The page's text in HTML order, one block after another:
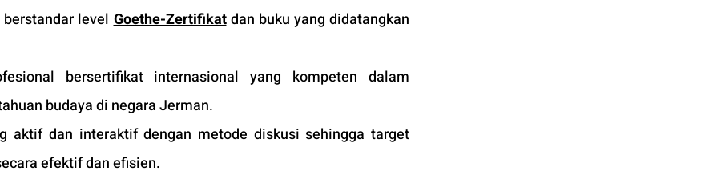
berstandar level Goethe-Zertifikat dan buku yang didatangkan
bersertifikat internasional yang kompeten dalam
budaya di negara Jerman.
aktif dan interaktif dengan metode diskusi sehingga target
efektif dan efisien.